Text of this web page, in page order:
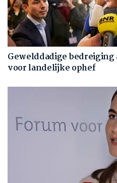
Gewelddadige
voor landelijke ophef